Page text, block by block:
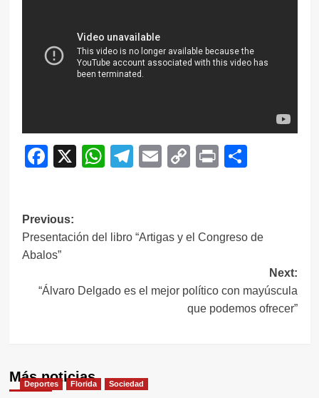
Facebook
X WhatsApp
Telegram
EmailCopy
Print
Navegación
de
Previous:
Presentación del libro “Artigas y el Congreso de
Abalos”
Next:
“Álvaro Delgado es el mejor político con mayúscula
que podemos ofrecer”
Más noticias
Deportes Florida Sociedad